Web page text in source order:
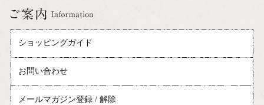
ショッピングガイド
お問い合わせ
メールマガジン登録 / 解除